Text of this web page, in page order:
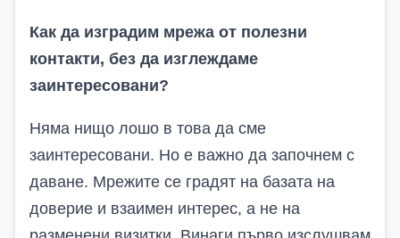
Как да изградим мрежа от полезни
контакти, без да изглеждаме
заинтересовани?
Няма нищо лошо в това да сме
заинтересовани. Но е важно да започнем с
даване. Мрежите се градят на базата на
доверие и взаимен интерес, а не на